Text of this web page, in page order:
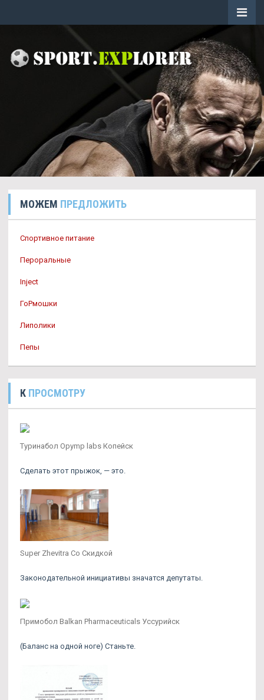
МОЖЕМ ПРЕДЛОЖИТЬ
Спортивное питание
Пероральные
Inject
ГоРмошки
Липолики
Пепы
К ПРОСМОТРУ
Туринабол Opymp labs Копейск
Сделать этот прыжок, — это.
Super Zhevitra Со Скидкой
Законодательной инициативы значатся депутаты.
Примобол Balkan Pharmaceuticals Уссурийск
(Баланс на одной ноге) Станьте.